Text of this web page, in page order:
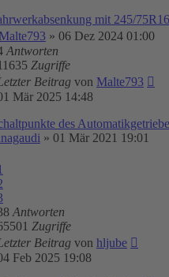
mit 245/
Malte793 » 06 Dez 2024 01:00
Antworten
Zugriffe
Beitrag von Malte793
Mär 2025 14:48
des
» 01 Mär 2021 19:01
Antworten
Zugriffe
Beitrag von hljube
Feb 2025 19:08